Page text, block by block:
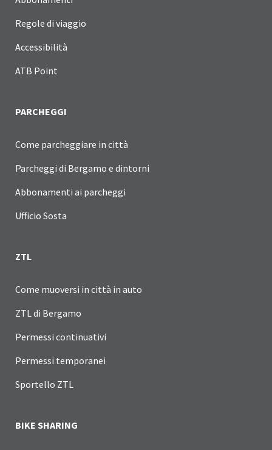
Regole di viaggio
Accessibilità
ATB Point
PARCHEGGI
Come parcheggiare in città
Parcheggi di Bergamo e dintorni
Abbonamenti ai parcheggi
Ufficio Sosta
ZTL
Come muoversi in città in auto
ZTL di Bergamo
Permessi continuativi
Permessi temporanei
Sportello ZTL
BIKE SHARING